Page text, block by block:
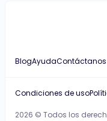
BlogAyudaContáctanos
2026 © Todos los
Condiciones de uso